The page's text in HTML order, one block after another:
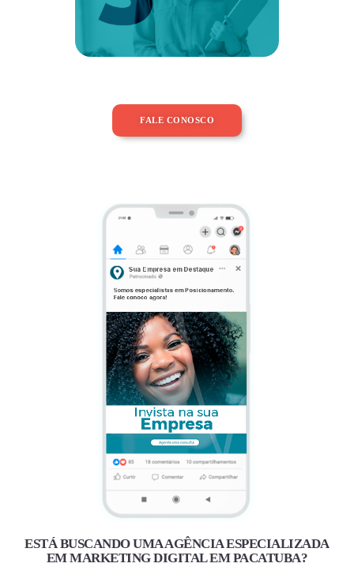
FALE CONOSCO
ESTÁ BUSCANDO UMA AGÊNCIA ESPECIALIZADA
EM MARKETING DIGITAL EM PACATUBA?